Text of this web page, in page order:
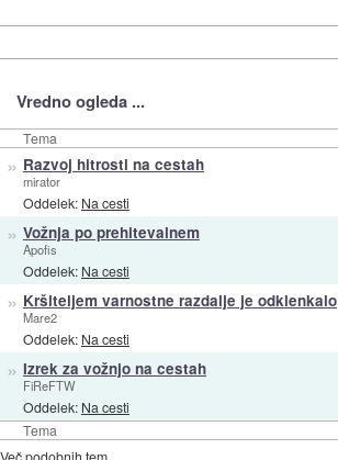
Vredno ogleda ...
Tema
Tema
» Razvoj hitrosti na cestah
mirator
Oddelek: Na cesti
» Vožnja po prehitevalnem
Apofis
Oddelek: Na cesti
» Kršiteljem varnostne razdalje je odklenkalo
Mare2
Oddelek: Na cesti
» Izrek za vožnjo na cestah
FiReFTW
Oddelek: Na cesti